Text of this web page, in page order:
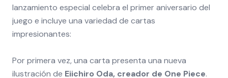
lanzamiento especial celebra el primer aniversario del
juego e incluye una variedad de cartas
impresionantes:
Por primera vez, una carta presenta una nueva
ilustración de Eiichiro Oda, creador de One Piece.